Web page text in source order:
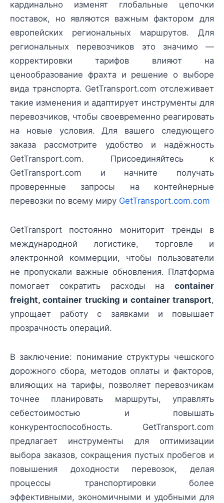
кардинально изменят глобальные цепочки
поставок, но являются важным фактором для
европейских региональных маршрутов. Для
региональных перевозчиков это значимо —
корректировки тарифов влияют на
ценообразование фрахта и решение о выборе
вида транспорта. GetTransport.com отслеживает
такие изменения и адаптирует инструменты для
перевозчиков, чтобы своевременно реагировать
на новые условия. Для вашего следующего
заказа рассмотрите удобство и надёжность
GetTransport.com. Присоединяйтесь к
GetTransport.com и начните получать
проверенные запросы на контейнерные
перевозки по всему миру GetTransport.com.com
GetTransport постоянно мониторит тренды в
международной логистике, торговле и
электронной коммерции, чтобы пользователи
не пропускали важные обновления. Платформа
помогает сократить расходы на container
freight, container trucking и container transport,
упрощает работу с заявками и повышает
прозрачность операций.
В заключение: понимание структуры чешского
дорожного сбора, методов оплаты и факторов,
влияющих на тарифы, позволяет перевозчикам
точнее планировать маршруты, управлять
себестоимостью и повышать
конкурентоспособность. GetTransport.com
предлагает инструменты для оптимизации
выбора заказов, сокращения пустых пробегов и
повышения доходности перевозок, делая
процессы транспортировки более
эффективными, экономичными и удобными для